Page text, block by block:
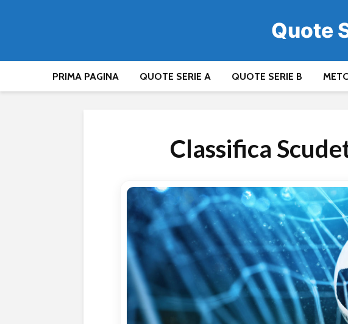
Quote
PRIMA PAGINA QUOTE SERIE A QUOTE SERIE B
Classifica